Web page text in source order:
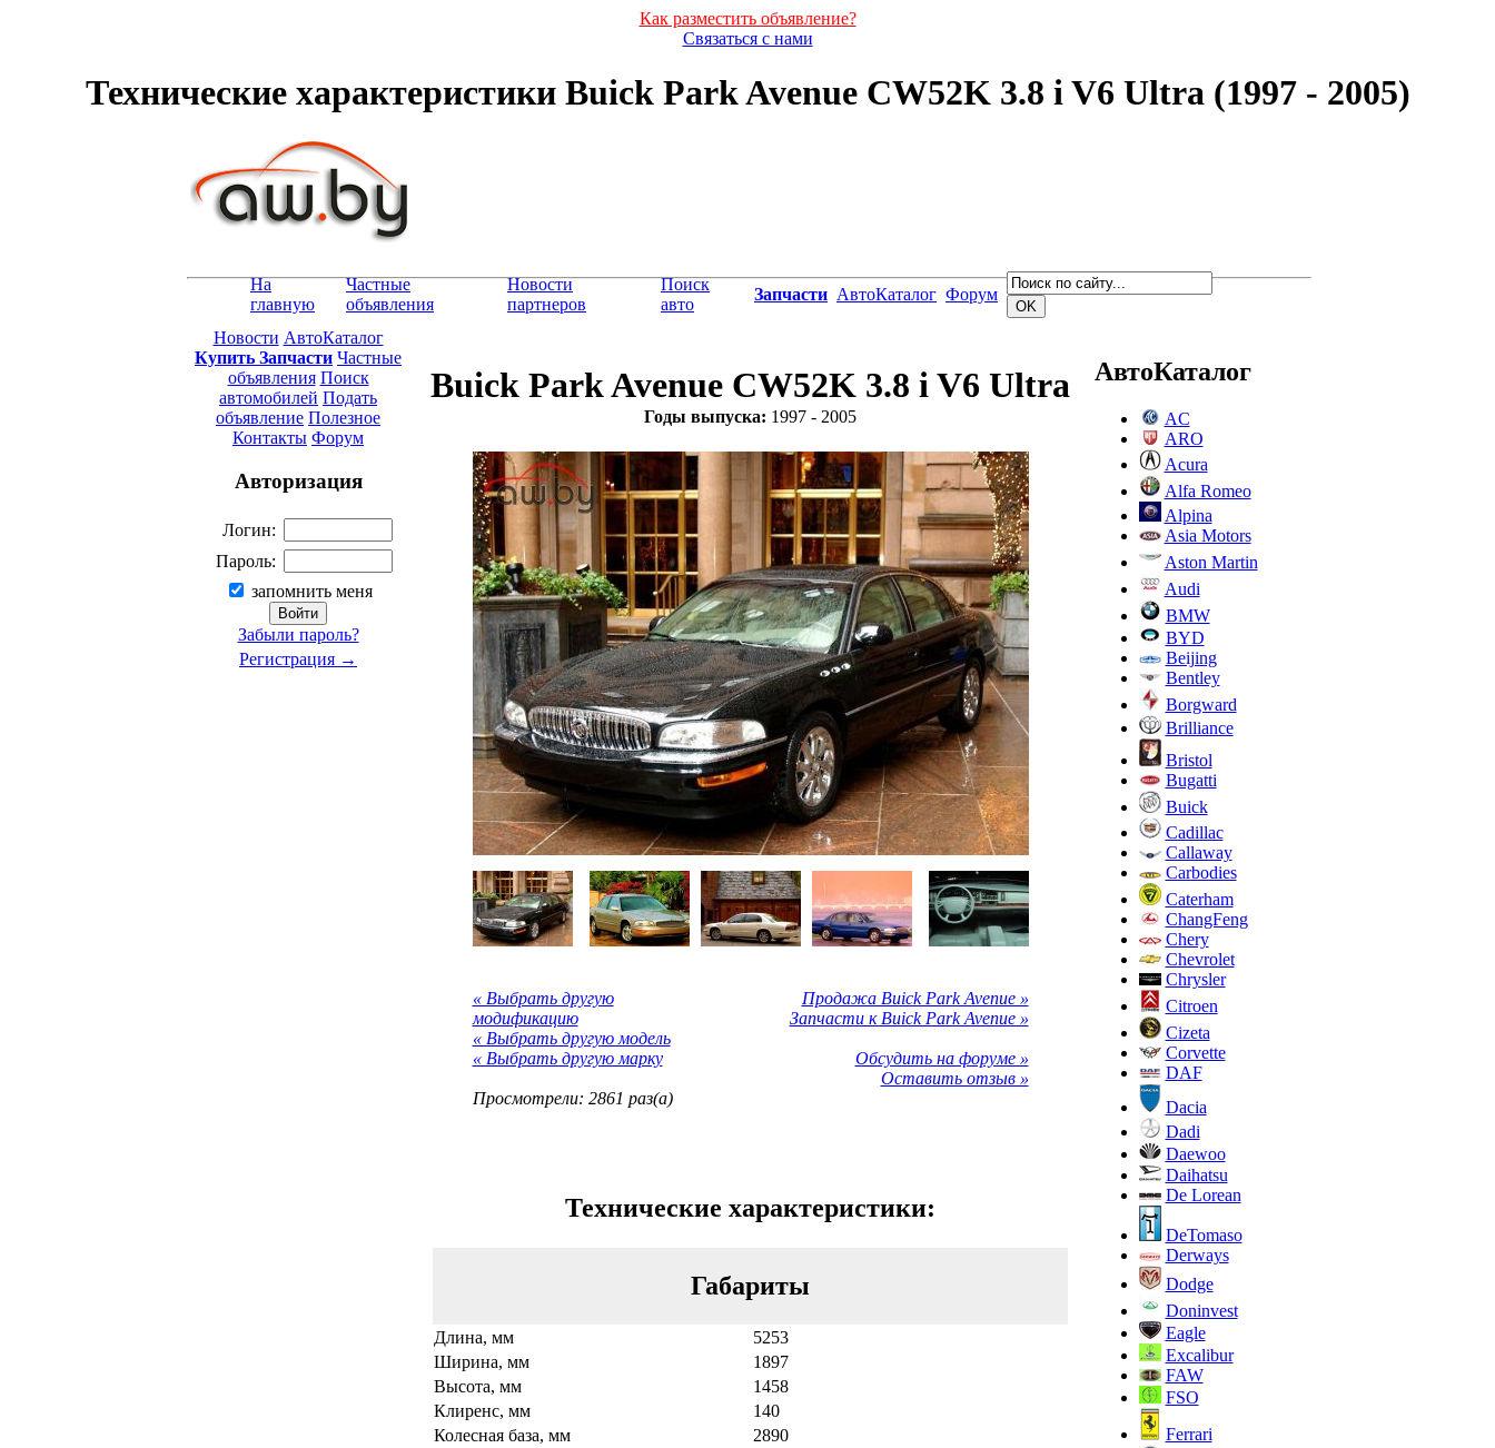
Как разместить объявление?
Связаться с нами
Технические характеристики Buick Park Avenue CW52K 3.8 i V6 Ultra (1997 - 2005)
На
главную
Частные
объявления
Новости
партнеров
Поиск
авто
Запчасти АвтоКаталог Форум
Новости АвтоКаталог
Купить Запчасти Частные
объявления Поиск
автомобилей Подать
объявление Полезное
Контакты Форум
Авторизация
Логин:
Пароль:
запомнить меня
Забыли пароль?
Регистрация →
Buick Park Avenue CW52K 3.8 i V6 Ultra
Годы выпуска: 1997 - 2005
« Выбрать другую
модификацию
« Выбрать другую модель
« Выбрать другую марку
Просмотрели: 2861 раз(а)
Продажа Buick Park Avenue »
Запчасти к Buick Park Avenue »
Обсудить на форуме »
Оставить отзыв »
Технические характеристики:
Габариты
Длина, мм
5253
Ширина, мм
1897
Высота, мм
1458
Клиренс, мм
140
Колесная база, мм
2890
АвтоКаталог
AC
ARO
Acura
Alfa Romeo
Alpina
Asia Motors
Aston Martin
Audi
BMW
BYD
Beijing
Bentley
Borgward
Brilliance
Bristol
Bugatti
Buick
Cadillac
Callaway
Carbodies
Caterham
ChangFeng
Chery
Chevrolet
Chrysler
Citroen
Cizeta
Corvette
DAF
Dacia
Dadi
Daewoo
Daihatsu
De Lorean
DeTomaso
Derways
Dodge
Doninvest
Eagle
Excalibur
FAW
FSO
Ferrari